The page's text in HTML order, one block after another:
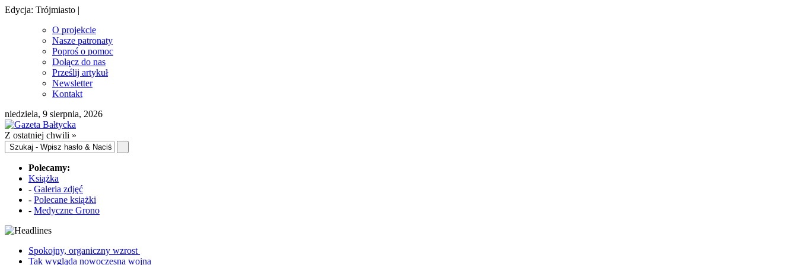
Edycja: Trójmiasto |
O projekcie
Nasze patronaty
Poproś o pomoc
Dołącz do nas
Prześlij artykuł
Newsletter
Kontakt
niedziela, 9 sierpnia, 2026
Z ostatniej chwili »
Polecamy:
Książka
- Galeria zdjęć
- Polecane książki
- Medyczne Grono
Spokojny, organiczny wzrost
Tak wygląda nowoczesna wojna